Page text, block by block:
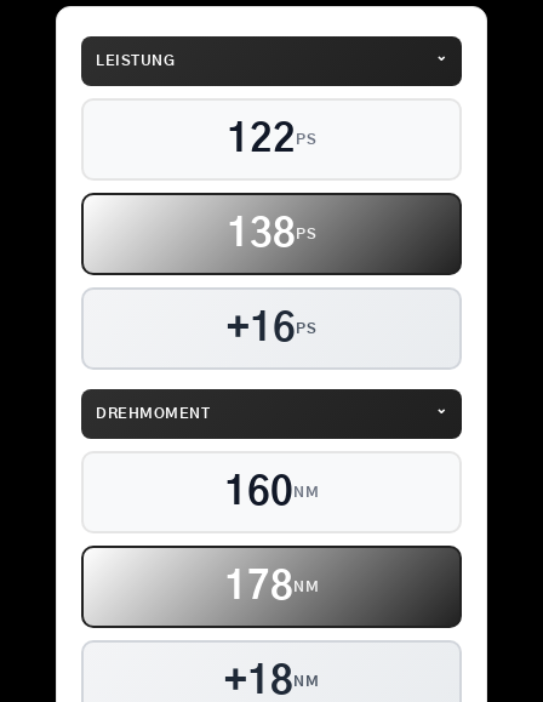
LEISTUNG ⌄
122 PS
138 PS
+16 PS
DREHMOMENT ⌄
160 NM
178 NM
+18 NM